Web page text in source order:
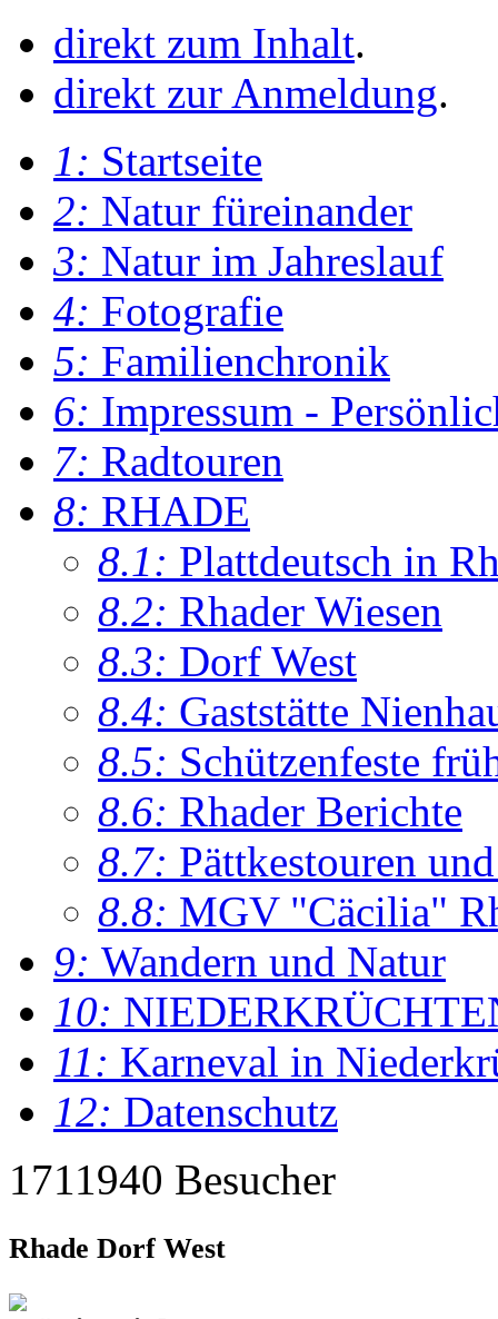
direkt zum Inhalt.
direkt zur Anmeldung.
1: Startseite
2: Natur füreinander
3: Natur im Jahreslauf
4: Fotografie
5: Familienchronik
6: Impressum -
7: Radtouren
8: RHADE
8.1: Plattdeutsch in
8.2: Rhader Wiesen
8.3: Dorf West
8.4: Gaststätte
8.5: Schützenfeste
8.6: Rhader Berichte
8.7: Pättkestouren
8.8: MGV "Cäcilia"
9: Wandern und Natur
10:
11: Karneval in
12: Datenschutz
1711940 Besucher
Rhade Dorf West